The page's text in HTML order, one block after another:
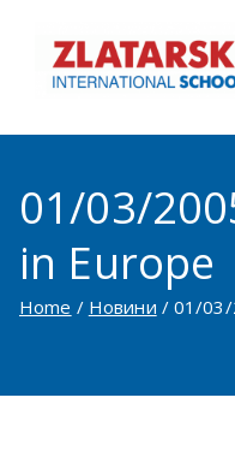
content
01/03/
in Europe
Home Новини 01/03/